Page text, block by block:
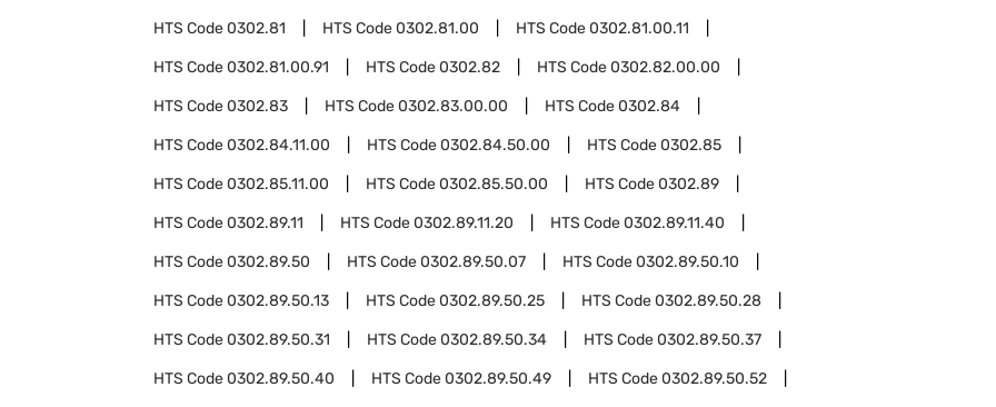
HTS Code0302.81 HTS Code0302.81.00 HTS Code0302.81.00.11
HTS Code0302.81.00.91 HTS Code0302.82 HTS Code0302.82.00.00
HTS Code0302.83 HTS Code0302.83.00.00 HTS Code0302.84
HTS Code0302.84.11.00 HTS Code0302.84.50.00 HTS Code0302.85
HTS Code0302.85.11.00 HTS Code0302.85.50.00 HTS Code0302.89
HTS Code0302.89.11 HTS Code0302.89.11.20 HTS Code0302.89.11.40
HTS Code0302.89.50 HTS Code0302.89.50.07 HTS Code0302.89.50.10
HTS Code0302.89.50.13 HTS Code0302.89.50.25 HTS Code0302.89.50.28
HTS Code0302.89.50.31 HTS Code0302.89.50.34 HTS Code0302.89.50.37
HTS Code0302.89.50.40 HTS Code0302.89.50.49 HTS Code0302.89.50.52